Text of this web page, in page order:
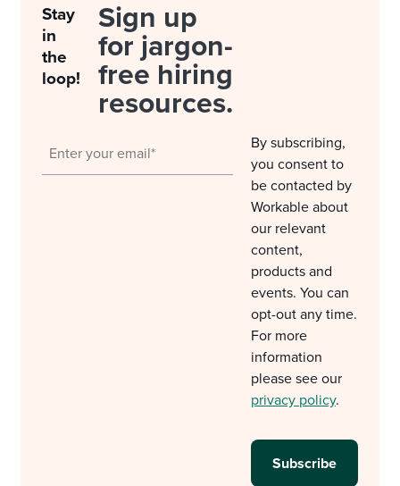
Stay
in
the
loop!
Sign up
for jargon-
free hiring
resources.
By subscribing,
you consent to
be contacted by
Workable about
our relevant
content,
products and
events. You can
opt-out any time.
For more
information
please see our
privacy policy.